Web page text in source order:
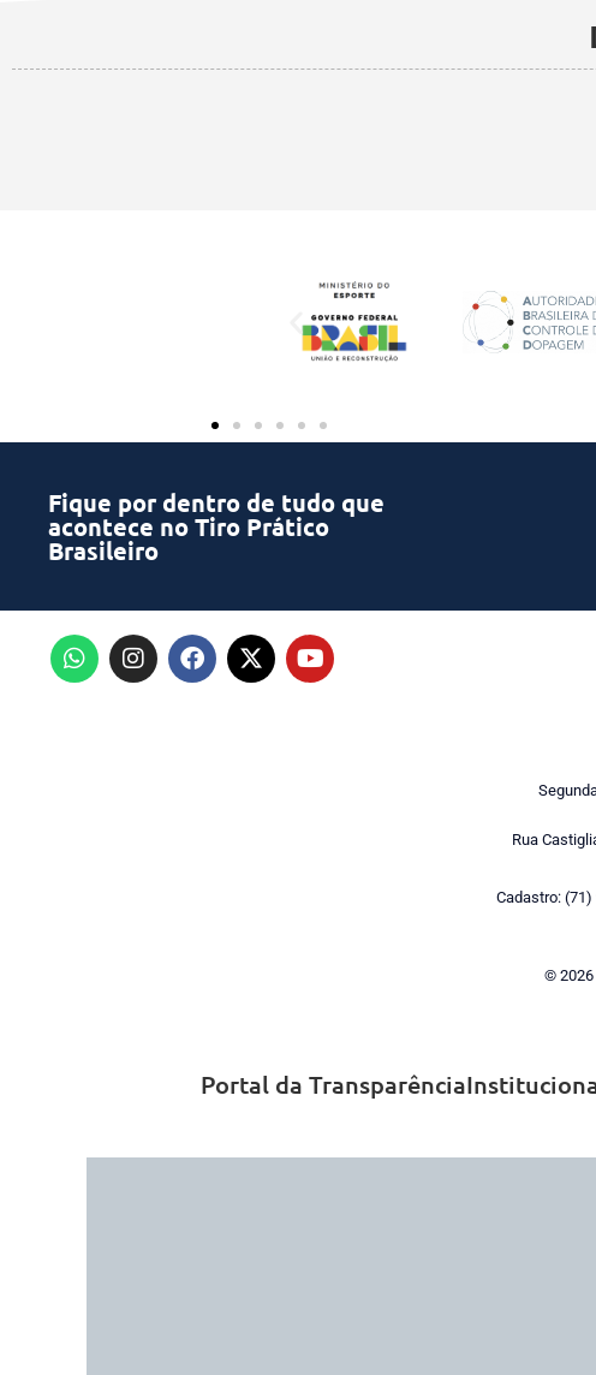
Fique por dentro de tudo que
acontece no Tiro Prático
Brasileiro
Rua
Cadastro:
© 2026
Portal da Transparência